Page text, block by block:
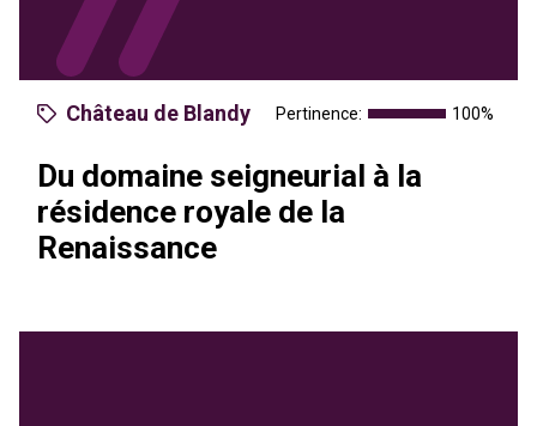
Du domaine seigneurial à la
résidence royale de la
Renaissance
Château de Blandy Pertinence: 100%